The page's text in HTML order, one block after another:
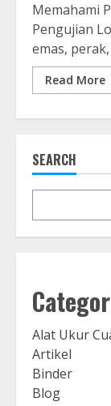
Memahami
Pengujian
emas,
Read More
SEARCH
Alat Ukur
Artikel
Binder
Blog